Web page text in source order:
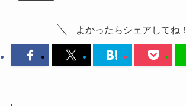
よかったらシェアしてね！